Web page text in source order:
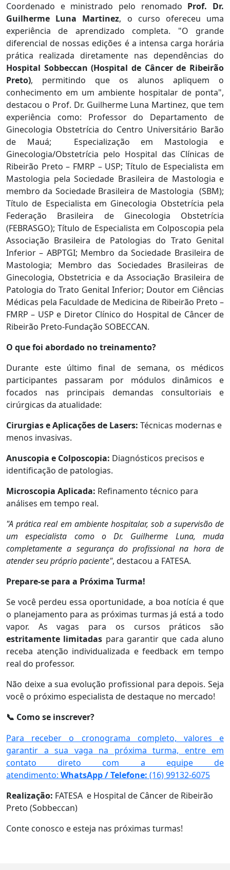
Coordenado e ministrado pelo renomado Prof. Dr.
Guilherme Luna Martinez, o curso ofereceu uma
experiência de aprendizado completa. "O grande
diferencial de nossas edições é a intensa carga horária
prática realizada diretamente nas dependências do
Hospital Sobbeccan (Hospital de Câncer de Ribeirão
Preto), permitindo que os alunos apliquem o
conhecimento em um ambiente hospitalar de ponta",
destacou o Prof. Dr. Guilherme Luna Martinez, que tem
experiência como: Professor do Departamento de
Ginecologia Obstetrícia do Centro Universitário Barão
de Mauá; Especialização em Mastologia e
Ginecologia/Obstetrícia pelo Hospital das Clínicas de
Ribeirão Preto – FMRP – USP; Título de Especialista em
Mastologia pela Sociedade Brasileira de Mastologia e
membro da Sociedade Brasileira de Mastologia (SBM);
Título de Especialista em Ginecologia Obstetrícia pela
Federação Brasileira de Ginecologia Obstetrícia
(FEBRASGO); Título de Especialista em Colposcopia pela
Associação Brasileira de Patologias do Trato Genital
Inferior – ABPTGI; Membro da Sociedade Brasileira de
Mastologia; Membro das Sociedades Brasileiras de
Ginecologia, Obstetricia e da Associação Brasileira de
Patologia do Trato Genital Inferior; Doutor em Ciências
Médicas pela Faculdade de Medicina de Ribeirão Preto –
FMRP – USP e Diretor Clínico do Hospital de Câncer de
Ribeirão Preto-Fundação SOBECCAN.
O que foi abordado no treinamento?
Durante este último final de semana, os médicos
participantes passaram por módulos dinâmicos e
focados nas principais demandas consultoriais e
cirúrgicas da atualidade:
Cirurgias e Aplicações de Lasers: Técnicas modernas e
menos invasivas.
Anuscopia e Colposcopia: Diagnósticos precisos e
identificação de patologias.
Microscopia Aplicada: Refinamento técnico para
análises em tempo real.
"A prática real em ambiente hospitalar, sob a supervisão de
um especialista como o Dr. Guilherme Luna, muda
completamente a segurança do profissional na hora de
atender seu próprio paciente", destacou a FATESA.
Prepare-se para a Próxima Turma!
Se você perdeu essa oportunidade, a boa notícia é que
o planejamento para as próximas turmas já está a todo
vapor. As vagas para os cursos práticos são
estritamente limitadas para garantir que cada aluno
receba atenção individualizada e feedback em tempo
real do professor.
Não deixe a sua evolução profissional para depois. Seja
você o próximo especialista de destaque no mercado!
📞 Como se inscrever?
Para receber o cronograma completo, valores e
garantir a sua vaga na próxima turma, entre em
contato direto com a equipe de
atendimento: WhatsApp / Telefone: (16) 99132-6075
Realização: FATESA e Hospital de Câncer de Ribeirão
Preto (Sobbeccan)
Conte conosco e esteja nas próximas turmas!